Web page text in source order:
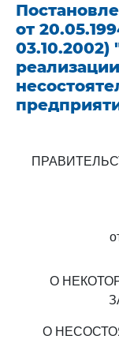
от
О
О